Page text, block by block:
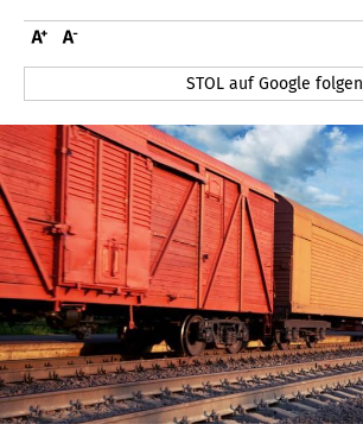
STOL auf Google folgen